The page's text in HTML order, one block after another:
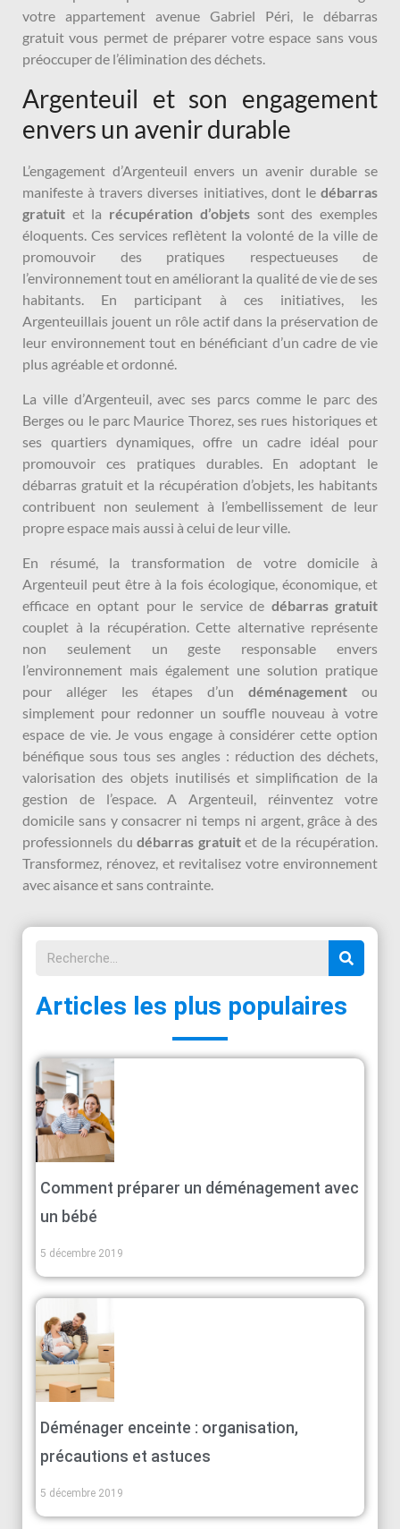
votre appartement avenue Gabriel Péri, le débarras
gratuit vous permet de préparer votre espace sans vous
préoccuper de l’élimination des déchets.
Argenteuil et son engagement
envers un avenir durable
L’engagement d’Argenteuil envers un avenir durable se
manifeste à travers diverses initiatives, dont le débarras
gratuit et la récupération d’objetssont des exemples
éloquents. Ces services reflètent la volonté de la ville de
promouvoir des pratiques respectueuses de
l’environnement tout en améliorant la qualité de vie de ses
habitants. En participant à ces initiatives, les
Argenteuillais jouent un rôle actif dans la préservation de
leur environnement tout en bénéficiant d’un cadre de vie
plus agréable et ordonné.
La ville d’Argenteuil, avec ses parcs comme le parc des
Berges ou le parc Maurice Thorez, ses rues historiques et
ses quartiers dynamiques, offre un cadre idéal pour
promouvoir ces pratiques durables. En adoptant le
débarras gratuit et la récupération d’objets, les habitants
contribuent non seulement à l’embellissement de leur
propre espace mais aussi à celui de leur ville.
En résumé, la transformation de votre domicile à
Argenteuil peut être à la fois écologique, économique, et
efficace en optant pour le service de débarras gratuit
couplet à la récupération. Cette alternative représente
non seulement un geste responsable envers
l’environnement mais également une solution pratique
pour alléger les étapes d’undéménagement ou
simplement pour redonner un souffle nouveau à votre
espace de vie. Je vous engage à considérer cette option
bénéfique sous tous ses angles : réduction des déchets,
valorisation des objets inutilisés et simplification de la
gestion de l’espace. A Argenteuil, réinventez votre
domicile sans y consacrer ni temps ni argent, grâce à des
professionnels dudébarras gratuitet de la récupération.
Transformez, rénovez, et revitalisez votre environnement
avec aisance et sans contrainte.
Articles les plus populaires
Comment préparer un déménagement avec
un bébé
5 décembre 2019
Déménager enceinte : organisation,
précautions et astuces
5 décembre 2019